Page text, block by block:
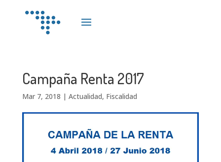
Campaña Renta 2017
Mar 7, 2018 | Actualidad, Fiscalidad